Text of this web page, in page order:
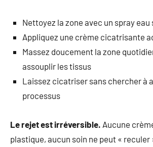
Nettoyez la zone avec un spray
Appliquez une crème cicatrisante
Massez doucement la zone
assouplir les tissus
Laissez cicatriser sans chercher à
processus
Le rejet est irréversible. Aucune
plastique, aucun soin ne peut « reculer